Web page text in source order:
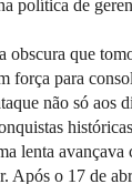
política de
obscura que
força para
não só aos
lenta avançava
Após o 17 de